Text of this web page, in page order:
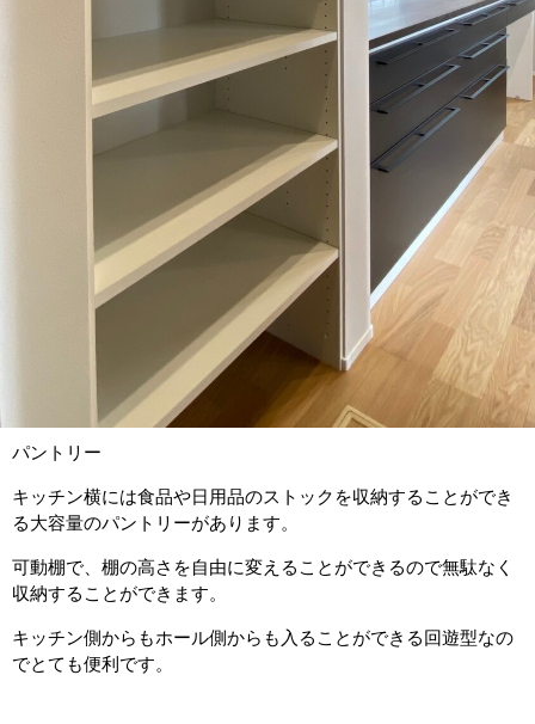
パントリー
キッチン横には食品や日用品のストックを収納することができ
る大容量のパントリーがあります。
可動棚で、棚の高さを自由に変えることができるので無駄なく
収納することができます。
キッチン側からもホール側からも入ることができる回遊型なの
でとても便利です。